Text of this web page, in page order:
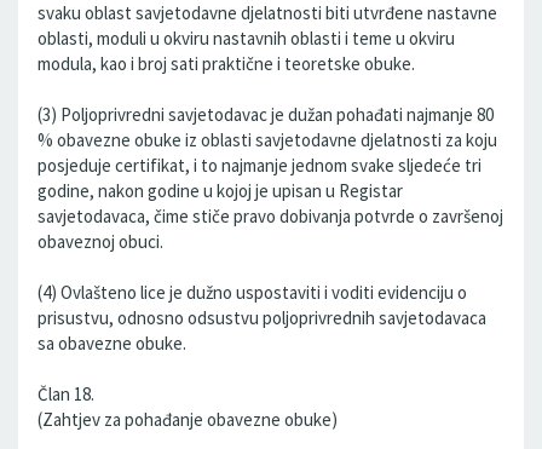
svaku oblast savjetodavne djelatnosti biti utvrđene nastavne
oblasti, moduli u okviru nastavnih oblasti i teme u okviru
modula, kao i broj sati praktične i teoretske obuke.
(3) Poljoprivredni savjetodavac je dužan pohađati najmanje 80
% obavezne obuke iz oblasti savjetodavne djelatnosti za koju
posjeduje certifikat, i to najmanje jednom svake sljedeće tri
godine, nakon godine u kojoj je upisan u Registar
savjetodavaca, čime stiče pravo dobivanja potvrde o završenoj
obaveznoj obuci.
(4) Ovlašteno lice je dužno uspostaviti i voditi evidenciju o
prisustvu, odnosno odsustvu poljoprivrednih savjetodavaca
sa obavezne obuke.
Član 18.
(Zahtjev za pohađanje obavezne obuke)